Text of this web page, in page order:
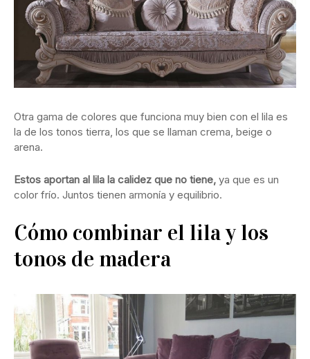
Otra gama de colores que funciona muy bien con el lila es
la de los tonos tierra, los que se llaman crema, beige o
arena.
Estos aportan al lila la calidez que no tiene, ya que es un
color frío. Juntos tienen armonía y equilibrio.
Cómo combinar el lila y los
tonos de madera